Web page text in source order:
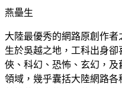
燕壘生
大陸最優秀的網路原創作者
生於吳越之地，工科出身
俠、科幻、恐怖、玄幻，
領域，幾乎囊括大陸網路各